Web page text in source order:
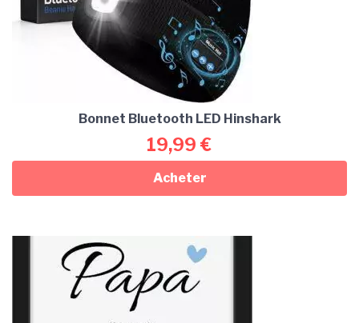
Bonnet Bluetooth LED Hinshark
19,99 €
Acheter